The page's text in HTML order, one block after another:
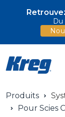
Du
Produits
Pour Scies